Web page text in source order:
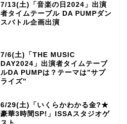
7/13(土)「音楽の日2024」出演
者タイムテーブル DA PUMPダン
スバトル企画出演
7/6(土)「THE MUSIC
DAY2024」出演者タイムテーブ
ルDA PUMPは？テーマは”サプ
ライズ”
6/29(土)「いくらかわかる金?★
豪華3時間SP!」ISSAスタジオゲ